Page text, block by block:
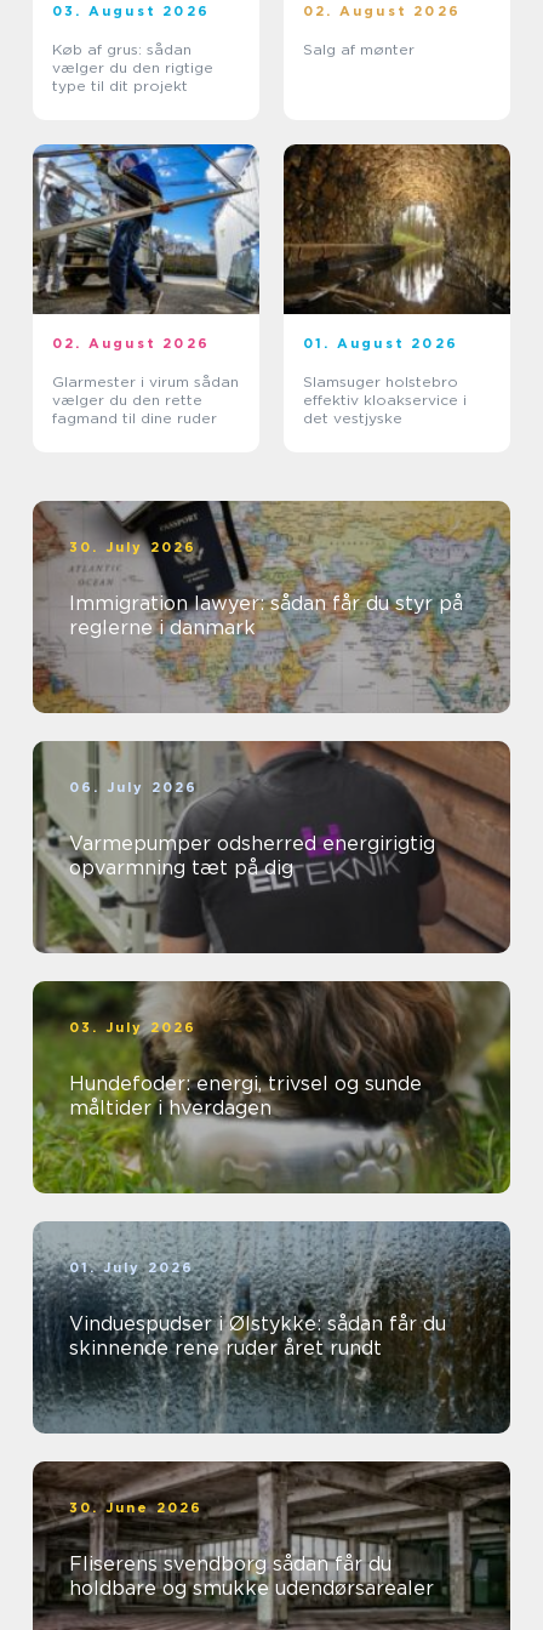
03. August 2026
Køb af grus: sådan
vælger du den rigtige
type til dit projekt
02. August 2026
Salg af mønter
02. August 2026
Glarmester i virum sådan
vælger du den rette
fagmand til dine ruder
01. August 2026
Slamsuger holstebro
effektiv kloakservice i
det vestjyske
30. July 2026
Immigration lawyer: sådan får du styr på
reglerne i danmark
06. July 2026
Varmepumper odsherred energirigtig
opvarmning tæt på dig
03. July 2026
Hundefoder: energi, trivsel og sunde
måltider i hverdagen
01. July 2026
Vinduespudser i Ølstykke: sådan får du
skinnende rene ruder året rundt
30. June 2026
Fliserens svendborg sådan får du
holdbare og smukke udendørsarealer